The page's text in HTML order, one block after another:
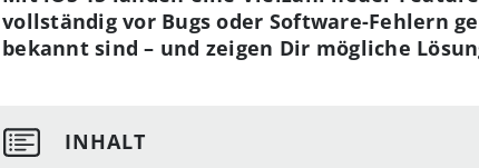
vollständig vor Bugs oder Software-Fehlern
bekannt sind – und zeigen Dir mögliche